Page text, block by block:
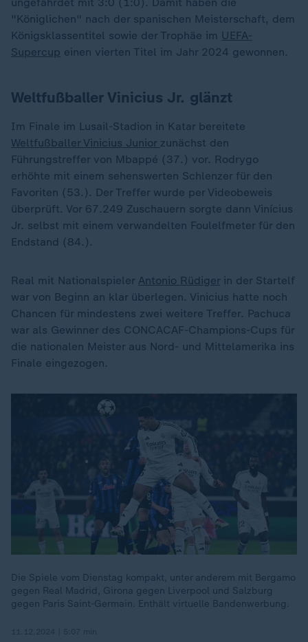
"Königlichen" nach der spanischen Meisterschaft, dem
Königsklassentitel sowie der Trophäe im UEFA-
Supercup einen vierten Titel im Jahr 2024 gewonnen.
Weltfußballer Vinicius Jr. glänzt
Im Finale im Lusail-Stadion in Katar bereitete
Weltfußballer Vinicius Junior zunächst den
Führungstreffer von Mbappé (37.) vor. Rodrygo
erhöhte mit einem sehenswerten Schlenzer für den
Favoriten (53.). Der Treffer wurde per Videobeweis
überprüft. Vor 67.249 Zuschauern sorgte dann Vinícius
Jr. selbst mit einem verwandelten Foulelfmeter für den
Endstand (84.).
Real mit Nationalspieler Antonio Rüdiger in der Startelf
war von Beginn an klar überlegen. Vinicius hatte noch
Chancen für mindestens zwei weitere Treffer. Pachuca
war als Gewinner des CONCACAF-Champions-Cups für
die nationalen Meister aus Nord- und Mittelamerika ins
Finale eingezogen.
Die Spiele vom Dienstag kompakt, unter anderem mit Bergamo
gegen Real Madrid, Girona gegen Liverpool und Salzburg
gegen Paris Saint-Germain. Enthält virtuelle Bandenwerbung.